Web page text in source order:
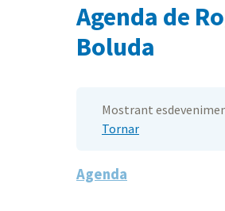
Agenda de
Boluda
Mostrant
Tornar
Agenda